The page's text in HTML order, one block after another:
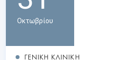
Οκτωβρίου
ΓΕΝΙΚΗ ΚΛΙΝΙΚΗ